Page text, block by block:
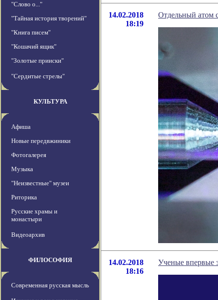
"Слово о..."
"Тайная история творений"
"Книга писем"
"Кошачий ящик"
"Золотые прииски"
"Сердитые стрелы"
КУЛЬТУРА
Афиша
Новые передвжиники
Фотогалерея
Музыка
"Неизвестные" музеи
Риторика
Русские храмы и
монастыри
Видеоархив
ФИЛОСОФИЯ
Современная русская мысль
14.02.2018
18:19
Отдельный атом
14.02.2018
18:16
Ученые впервые